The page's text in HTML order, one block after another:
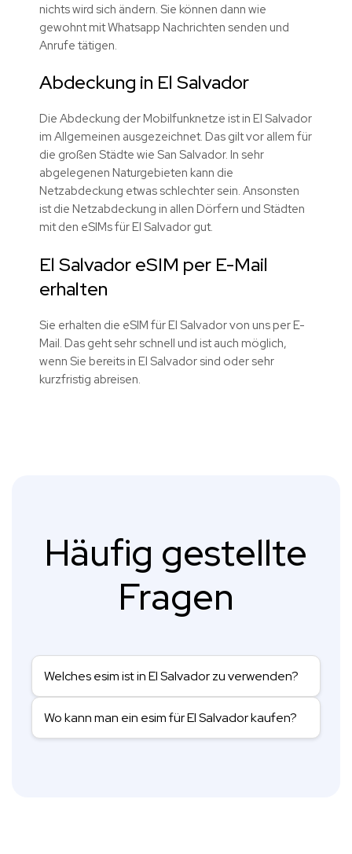
nichts wird sich ändern. Sie können dann wie
gewohnt mit Whatsapp Nachrichten senden und
Anrufe tätigen.
Abdeckung in El Salvador
Die Abdeckung der Mobilfunknetze ist in El Salvador
im Allgemeinen ausgezeichnet. Das gilt vor allem für
die großen Städte wie San Salvador. In sehr
abgelegenen Naturgebieten kann die
Netzabdeckung etwas schlechter sein. Ansonsten
ist die Netzabdeckung in allen Dörfern und Städten
mit den eSIMs für El Salvador gut.
El Salvador eSIM per E-Mail
erhalten
Sie erhalten die eSIM für El Salvador von uns per E-
Mail. Das geht sehr schnell und ist auch möglich,
wenn Sie bereits in El Salvador sind oder sehr
kurzfristig abreisen.
Häufig gestellte
Fragen
Welches esim ist in El Salvador zu verwenden?
Wo kann man ein esim für El Salvador kaufen?